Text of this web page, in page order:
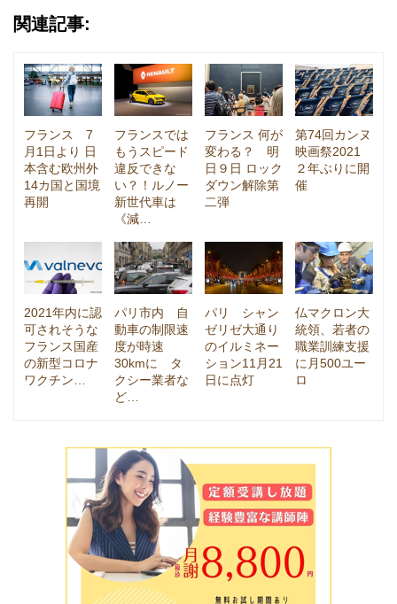
関連記事:
フランス 7
月1日より 日
本含む欧州外
14カ国と国境
再開
フランスでは
もうスピード
違反できな
い？！ルノー
新世代車は
《減…
フランス 何が
変わる？ 明
日９日 ロック
ダウン解除第
二弾
第74回カンヌ
映画祭2021
２年ぶりに開
催
2021年内に認
可されそうな
フランス国産
の新型コロナ
ワクチン…
パリ市内 自
動車の制限速
度が時速
30kmに タ
クシー業者な
ど…
パリ シャン
ゼリゼ大通り
のイルミネー
ション11月21
日に点灯
仏マクロン大
統領、若者の
職業訓練支援
に月500ユー
ロ